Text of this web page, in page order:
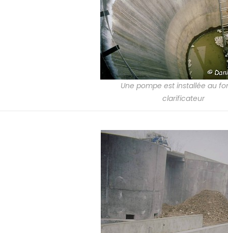
Une pompe est installée au
clarificateur